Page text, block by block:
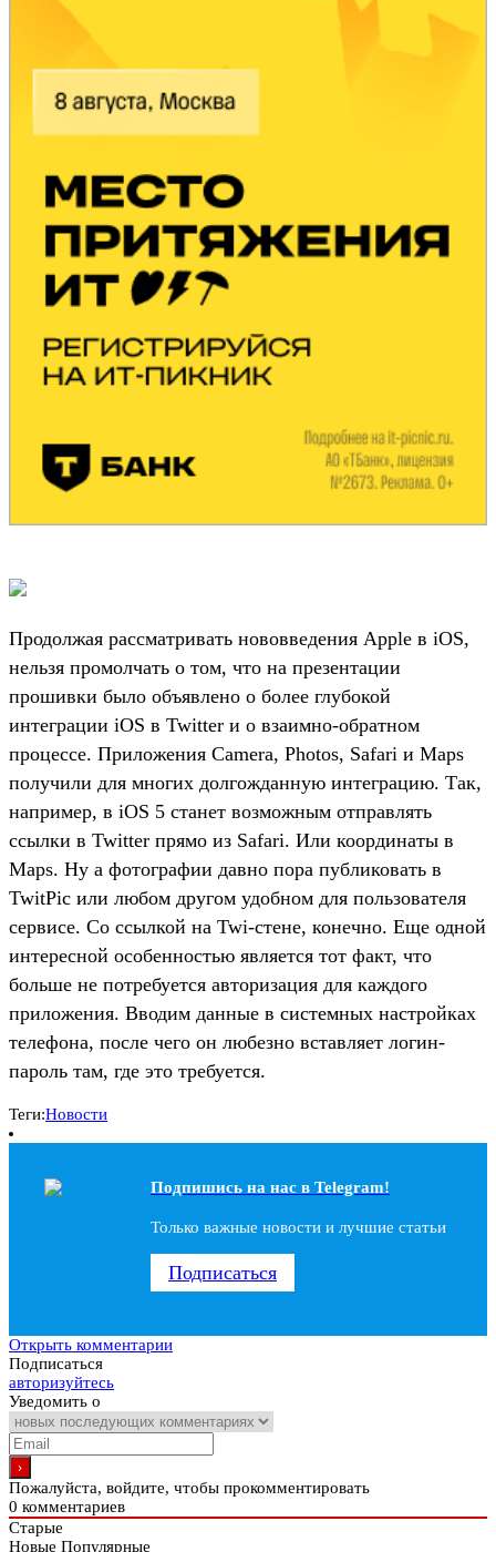
Продолжая рассматривать нововведения Apple в iOS,
нельзя промолчать о том, что на презентации
прошивки было объявлено о более глубокой
интеграции iOS в Twitter и о взаимно-обратном
процессе. Приложения Camera, Photos, Safari и Maps
получили для многих долгожданную интеграцию. Так,
например, в iOS 5 станет возможным отправлять
ссылки в Twitter прямо из Safari. Или координаты в
Maps. Ну а фотографии давно пора публиковать в
TwitPic или любом другом удобном для пользователя
сервисе. Со ссылкой на Twi-стене, конечно. Еще одной
интересной особенностью является тот факт, что
больше не потребуется авторизация для каждого
приложения. Вводим данные в системных настройках
телефона, после чего он любезно вставляет логин-
пароль там, где это требуется.
Теги:Новости
Подпишись на наc в Telegram!
Только важные новости и лучшие статьи
Подписаться
Открыть комментарии
Подписаться
авторизуйтесь
Уведомить о
Пожалуйста, войдите, чтобы прокомментировать
0 комментариев
Старые
Новые Популярные